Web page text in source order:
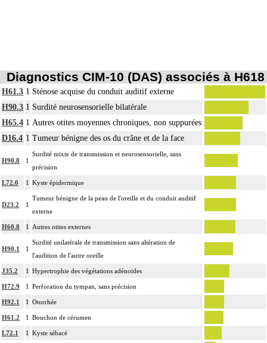
Diagnostics CIM-10 (DAS) associés à H618
H61.3 1 Sténose acquise du conduit auditif externe
H90.3 1 Surdité neurosensorielle bilatérale
H65.4 1 Autres otites moyennes chroniques, non suppurées
D16.4 1 Tumeur bénigne des os du crâne et de la face
H90.8 1
Surdité mixte de transmission et neurosensorielle, sans
précision
L72.0 1 Kyste épidermique
D23.2 1
Tumeur bénigne de la peau de l'oreille et du conduit auditif
externe
H60.8 1 Autres otites externes
H90.1 1
Surdité unilatérale de transmission sans altération de
l'audition de l'autre oreille
J35.2 1 Hypertrophie des végétations adénoïdes
H72.9 1 Perforation du tympan, sans précision
H92.1 1 Otorrhée
H61.2 1 Bouchon de cérumen
L72.1 1 Kyste sébacé